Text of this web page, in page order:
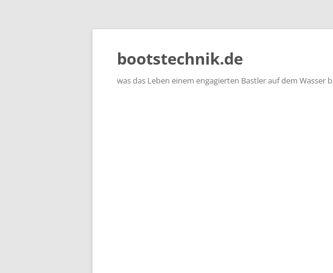
Zum
springen
bootstechnik.de
was das Leben einem engagierten Bastler auf dem Wasser